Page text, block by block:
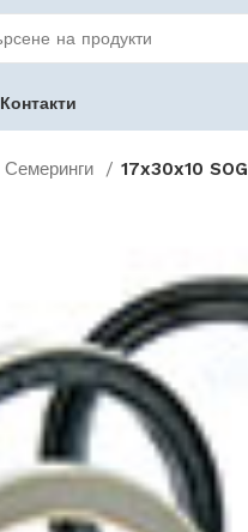
Контакти
Семеринги 17x30x10 SOG